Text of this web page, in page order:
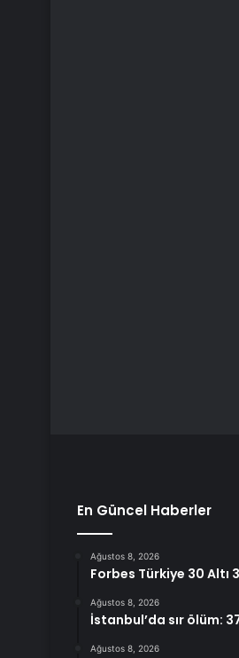
En Güncel Haberler
Ağustos 8, 2026
Forbes Türkiye 30
Ağustos 8, 2026
İstanbul’da sır ölüm:
Ağustos 8, 2026